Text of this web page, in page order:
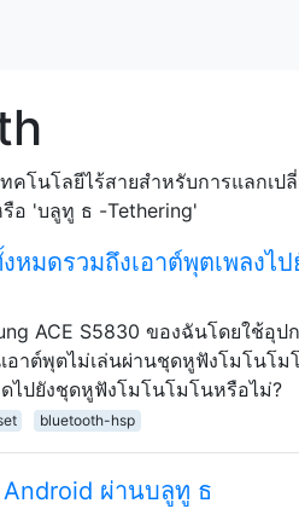
โนโลยีไร้สายสำหรับการแลกเ
อ 'บลูทู ธ -Tethering'
มดรวมถึงเอาต์พุตเพลงไ
ACE S5830 ของฉันโดยใช้อุป
าต์พุตไม่เล่นผ่านชุดหูฟังโมโนโม
ปยังชุดหูฟังโมโนโมโนหรือไม่?
bluetooth-hsp
ผ่านบลูทู ธ